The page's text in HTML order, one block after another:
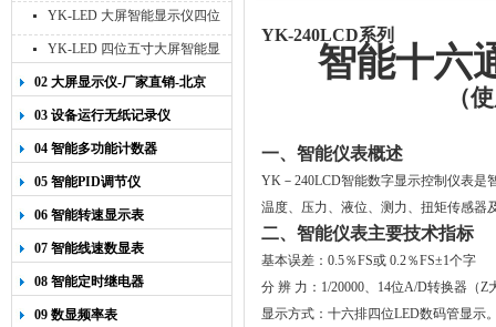
四位十寸
YK-LED 大屏智能显示仪四位
八寸
YK-LED 四位五寸大屏智能显
示仪
02 大屏显示仪-厂家直销-北京
宇科泰吉
03 设备运行无纸记录仪
04 智能多功能计数器
05 智能PID调节仪
06 智能转速显示表
07 智能线速数显表
08 智能定时继电器
09 数显频率表
YK-240LCD系列
智能十六
（
一、智能仪表概述
YK－240LCD智能数字显示控制仪表是
温度、压力、液位、测力、扭矩传感器
二、智能仪表主要技术指标
基本误差： 0.5％FS或 0.2％FS±1个字
分 辨 力： 1/20000、 14位A/D转换器（Z
显示方式：十六排四位LED数码管显示